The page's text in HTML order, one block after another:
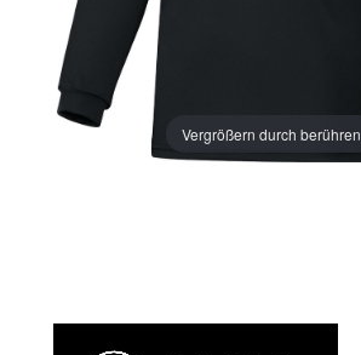
Vergrößern durch berühren